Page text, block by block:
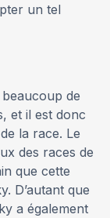
un tel
de
et il est donc
la race. Le
des races de
que cette
D’autant que
a également